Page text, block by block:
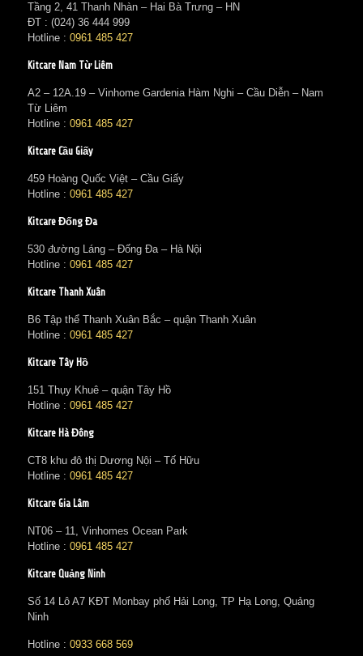
Tầng 2, 41 Thanh Nhàn – Hai Bà Trưng – HN
ĐT : (024) 36 444 999
Hotline : 0961 485 427
Kitcare Nam Từ Liêm
A2 – 12A.19 – Vinhome Gardenia Hàm Nghi – Cầu Diễn – Nam
Từ Liêm
Hotline : 0961 485 427
Kitcare Cầu Giấy
459 Hoàng Quốc Việt – Cầu Giấy
Hotline : 0961 485 427
Kitcare Đống Đa
530 đường Láng – Đống Đa – Hà Nội
Hotline : 0961 485 427
Kitcare Thanh Xuân
B6 Tập thể Thanh Xuân Bắc – quận Thanh Xuân
Hotline : 0961 485 427
Kitcare Tây Hồ
151 Thụy Khuê – quận Tây Hồ
Hotline : 0961 485 427
Kitcare Hà Đông
CT8 khu đô thị Dương Nội – Tố Hữu
Hotline : 0961 485 427
Kitcare Gia Lâm
NT06 – 11, Vinhomes Ocean Park
Hotline : 0961 485 427
Kitcare Quảng Ninh
Số 14 Lô A7 KĐT Monbay phố Hải Long, TP Hạ Long, Quảng
Ninh
Hotline : 0933 668 569